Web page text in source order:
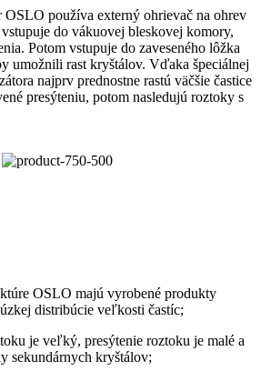
používa externý ohrievač na ohrev
do vákuovej bleskovej komory,
Potom vstupuje do zaveseného lôžka
umožnili rast kryštálov. Vďaka špeciálnej
najprv prednostne rastú väčšie častice
presýteniu, potom nasledujú roztoky s
OSLO majú vyrobené produkty
distribúcie veľkosti častíc;
je veľký, presýtenie roztoku je malé a
sekundárnych kryštálov;